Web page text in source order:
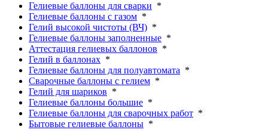
Гелиевые баллоны для сварки *
Гелиевые баллоны с газом *
Гелий высокой чистоты (ВЧ) *
Гелиевые баллоны заполненные *
Аттестация гелиевых баллонов *
Гелий в баллонах *
Гелиевые баллоны для полуавтомата *
Сварочные баллоны с гелием *
Гелий для шариков *
Гелиевые баллоны большие *
Гелиевые баллоны для сварочных работ *
Бытовые гелиевые баллоны *